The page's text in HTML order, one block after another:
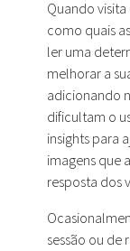
Quando
como quais
ler uma
melhorar a
adicionando
dificultam o
insights para
imagens que
resposta dos
sessão ou